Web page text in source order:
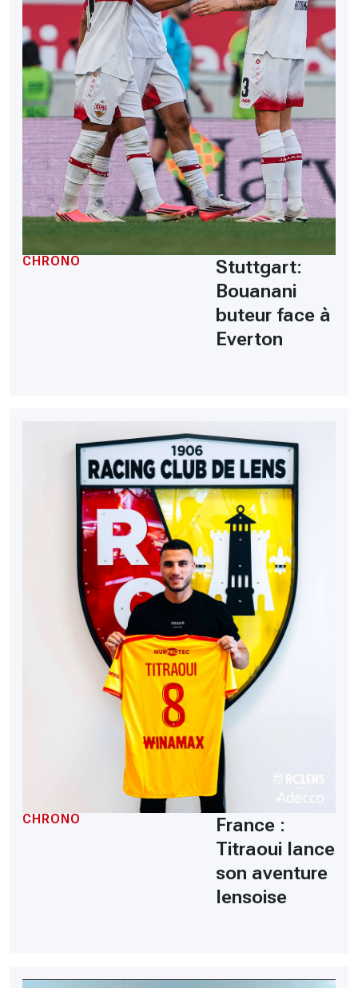
CHRONO
Stuttgart:
Bouanani
buteur face à
Everton
CHRONO
France :
Titraoui lance
son aventure
lensoise